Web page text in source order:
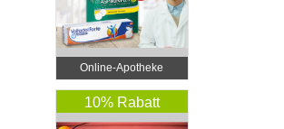
Online‑Apotheke
10% Rabatt